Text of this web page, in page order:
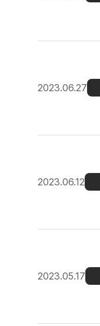
2023.06.27
2023.06.12
2023.05.17